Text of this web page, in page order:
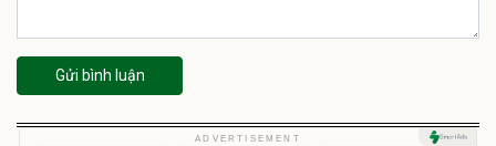
Gửi bình luận
ADVERTISEMENT